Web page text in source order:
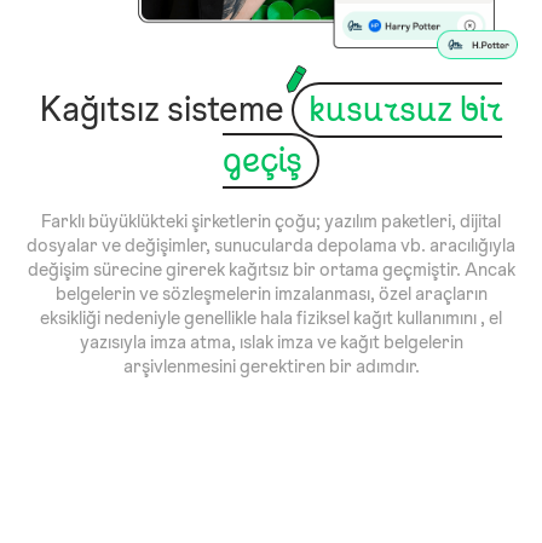
Kağıtsız sisteme kusursuz bir
geçiş
Farklı büyüklükteki şirketlerin çoğu; yazılım paketleri, dijital
dosyalar ve değişimler, sunucularda depolama vb. aracılığıyla
değişim sürecine girerek kağıtsız bir ortama geçmiştir. Ancak
belgelerin ve sözleşmelerin imzalanması, özel araçların
eksikliği nedeniyle genellikle hala fiziksel kağıt kullanımını , el
yazısıyla imza atma, ıslak imza ve kağıt belgelerin
arşivlenmesini gerektiren bir adımdır.